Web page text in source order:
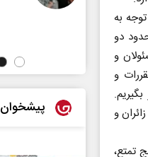
به
دو
و
و
و
تمتع،
پیشخوان